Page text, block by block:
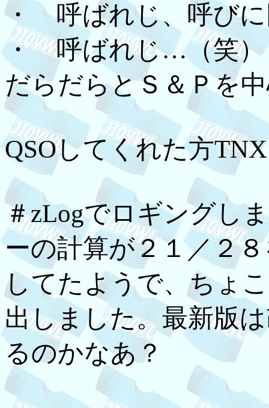
・ 呼ばれじ、呼び
・ 呼ばれじ…（笑）
だらだらとＳ＆Ｐを
QSOしてくれた方
＃zLogでロギングし
ーの計算が２１／２
してたようで、ちょ
出しました。最新版
るのかなあ？
・・・